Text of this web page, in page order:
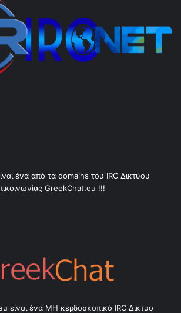
ένα από τα domains του IRC Δικτύου
GreekChat.eu !!!
είναι ένα ΜΗ κερδοσκοπικό IRC Δίκτυο